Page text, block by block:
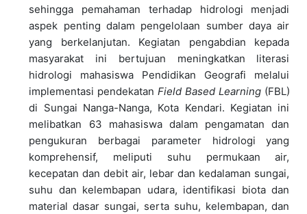
sehingga pemahaman terhadap hidrologi menjadi
aspek penting dalam pengelolaan sumber daya air
yang berkelanjutan. Kegiatan pengabdian kepada
masyarakat ini bertujuan meningkatkan literasi
hidrologi mahasiswa Pendidikan Geografi melalui
implementasi pendekatanField Based Learning (FBL)
di Sungai Nanga-Nanga, Kota Kendari. Kegiatan ini
melibatkan 63 mahasiswa dalam pengamatan dan
pengukuran berbagai parameter hidrologi yang
komprehensif, meliputi suhu permukaan air,
kecepatan dan debit air, lebar dan kedalaman sungai,
suhu dan kelembapan udara, identifikasi biota dan
material dasar sungai, serta suhu, kelembapan, dan